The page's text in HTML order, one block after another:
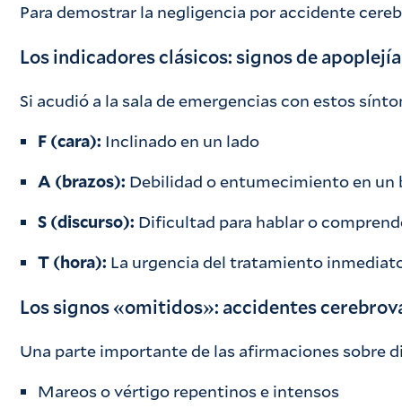
Para demostrar la negligencia por accidente
Los indicadores clásicos: signos de
Si acudió a la sala de emergencias con estos
F (cara): Inclinado en un lado
A (brazos): Debilidad o entumecimiento en un
S (discurso): Dificultad para hablar o
T (hora): La urgencia del tratamiento
Los signos «omitidos»: accidentes
Una parte importante de las afirmaciones sobre
Mareos o vértigo repentinos e intensos